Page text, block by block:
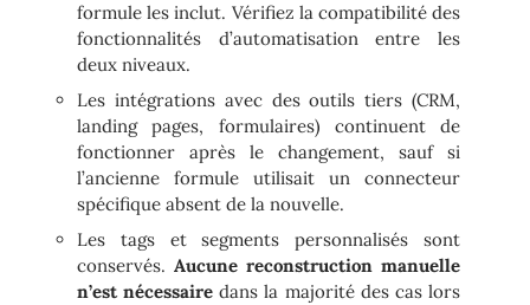
formule les inclut. Vérifiez la compatibilité des
fonctionnalités d’automatisation entre les
deux niveaux.
Les intégrations avec des outils tiers (CRM,
landing pages, formulaires) continuent de
fonctionner après le changement, sauf si
l’ancienne formule utilisait un connecteur
spécifique absent de la nouvelle.
Les tags et segments personnalisés sont
conservés.Aucune reconstruction manuelle
n’est nécessaire dans la majorité des cas lors